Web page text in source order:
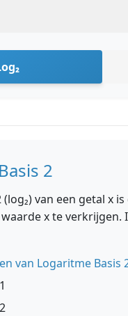
2
van een getal x
x te verkrijgen.
van Logaritme Basis